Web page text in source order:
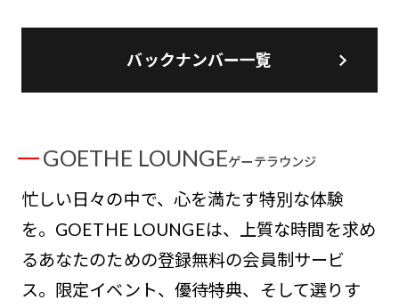
バックナンバー一覧
GOETHE LOUNGEゲーテラウンジ
忙しい日々の中で、心を満たす特別な体験
を。GOETHE LOUNGEは、上質な時間を求め
るあなたのための登録無料の会員制サービ
ス。限定イベント、優待特典、そして選りす